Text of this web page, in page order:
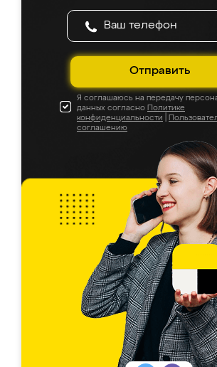
Отправить
Я соглашаюсь на передачу
данных согласно Политике
конфиденциальности
соглашению